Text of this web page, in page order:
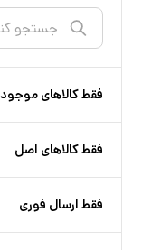
فقط کالا‌های موجود
فقط کالا‌های اصل
فقط ارسال فوری